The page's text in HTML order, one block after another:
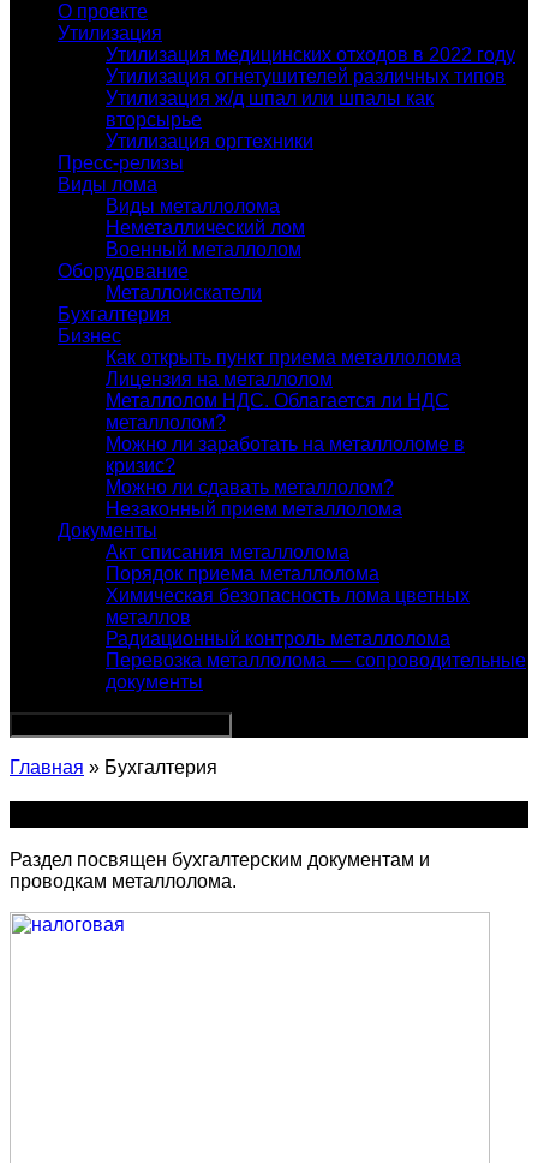
О проекте
Утилизация
Утилизация медицинских отходов в 2022 году
Утилизация огнетушителей различных типов
Утилизация ж/д шпал или шпалы как
вторсырье
Утилизация оргтехники
Пресс-релизы
Виды лома
Виды металлолома
Неметаллический лом
Военный металлолом
Оборудование
Металлоискатели
Бухгалтерия
Бизнес
Как открыть пункт приема металлолома
Лицензия на металлолом
Металлолом НДС. Облагается ли НДС
металлолом?
Можно ли заработать на металлоломе в
кризис?
Можно ли сдавать металлолом?
Незаконный прием металлолома
Документы
Акт списания металлолома
Порядок приема металлолома
Химическая безопасность лома цветных
металлов
Радиационный контроль металлолома
Перевозка металлолома — сопроводительные
документы
Главная » Бухгалтерия
Раздел посвящен бухгалтерским документам и
проводкам металлолома.